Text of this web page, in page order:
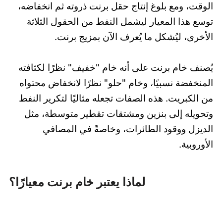
الوقت، ومع بلوغ إنتاج حقل برنت ذروته ثم انخفاضه،
توسع هذا المعيار ليشمل النفط من الحقول الثلاثة
الأخرى، ليُشكل ما يُعرف الآن بمزيج برنت.
يُصنف خام برنت على أنه خام "خفيف" نظرًا لكثافته
المنخفضة نسبيًا، وخام "حلو" نظرًا لانخفاض محتواه
من الكبريت. هذه الصفات تجعله مثاليًا لتكرير النفط
وتحويله إلى بنزين ومشتقات تقطير متوسطة، مثل
الديزل ووقود الطائرات، وخاصةً في المصافي
الأوروبية.
لماذا يعتبر خام برنت معيارًا؟